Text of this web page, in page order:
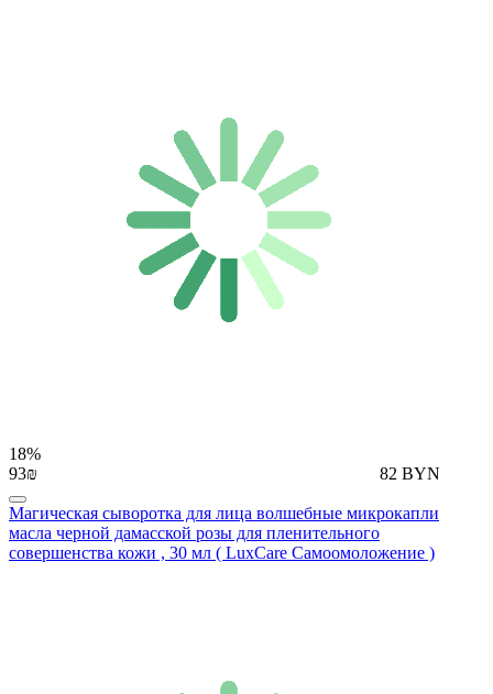
18%
93₪
82 BYN
Магическая сыворотка для лица волшебные микрокапли
масла черной дамасской розы для пленительного
совершенства кожи , 30 мл ( LuxCare Самоомоложение )